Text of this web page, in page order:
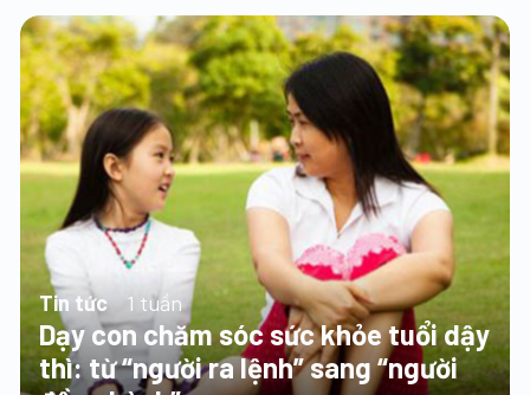
Tin tức 1 tuần
Dạy con chăm sóc sức khỏe tuổi dậy
thì: từ “người ra lệnh” sang “người